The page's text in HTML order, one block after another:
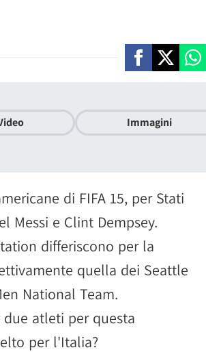
Immagini
di FIFA 15, per Stati
Messi e Clint Dempsey.
differiscono per la
quella dei Seattle
National Team.
atleti per questa
per l'Italia?